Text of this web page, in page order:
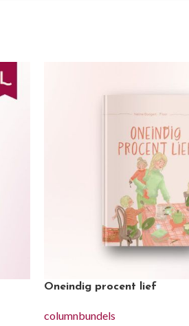
Oneindig procent lief
columnbundels